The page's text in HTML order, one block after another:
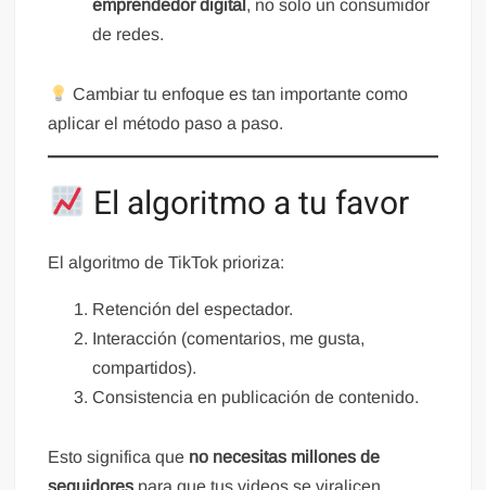
emprendedor digital , no solo un consumidor
de redes.
Cambiar tu enfoque es tan importante como
aplicar el método paso a paso.
El algoritmo a tu favor
El algoritmo de TikTok prioriza:
Retención del espectador.
Interacción (comentarios, me gusta,
compartidos).
Consistencia en publicación de contenido.
Esto significa que no necesitas millones de
seguidores para que tus videos se viralicen.